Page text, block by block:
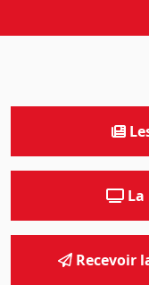
La
Recevoir